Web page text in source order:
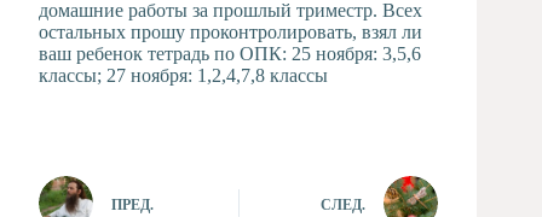
домашние работы за прошлый триместр. Всех
остальных прошу проконтролировать, взял ли
ваш ребенок тетрадь по ОПК: 25 ноября: 3,5,6
классы; 27 ноября: 1,2,4,7,8 классы
ПРЕД. СЛЕД.